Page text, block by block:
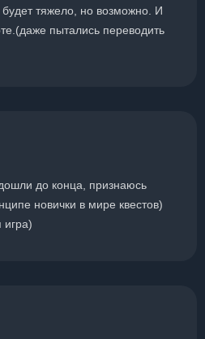
тяжело, но возможно. И
пытались переводить
до конца, признаюсь
новички в мире квестов)
игра)